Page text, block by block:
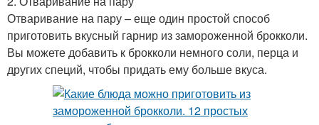
Отваривание на пару – еще один простой способ
приготовить вкусный гарнир из замороженной брокколи.
Вы можете добавить к брокколи немного соли, перца и
других специй, чтобы придать ему больше вкуса.